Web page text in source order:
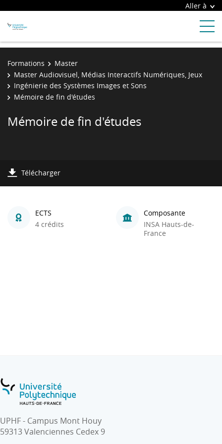
Aller à
Formations
Master
Master Audiovisuel, Médias Interactifs Numériques, Jeux
Ingénierie des Systèmes Images et Sons
Mémoire de fin d'études
Mémoire de fin d'études
Télécharger
ECTS
4 crédits
Composante
INSA Hauts-de-
France
UPHF - Campus Mont Houy
59313 Valenciennes Cedex 9